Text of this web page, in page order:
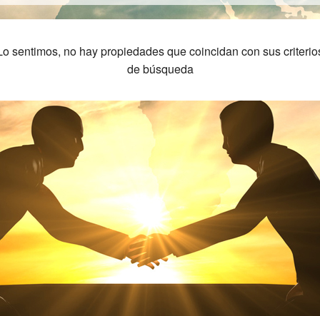
sentimos, no hay propiedades que coincidan con sus
de búsqueda